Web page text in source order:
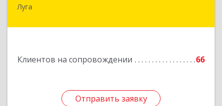
Луга
Клиентов на сопровождении 66
Отправить заявку
188230, Ленинградская обл, Луга г, Урицкого
Отправить заявку